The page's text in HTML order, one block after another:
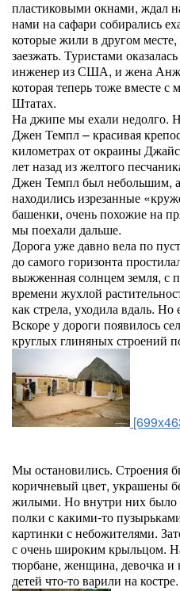
пластиковыми окнами, ждал
нами на сафари собирались
которые жили в другом
заезжать. Туристами
инженер из США, и жена
которая теперь тоже вместе
Штатах.
На джипе мы ехали недолго.
Джен Темпл – красивая
километрах от окраины
лет назад из желтого
Джен Темпл был небольшим, а
находились изрезанные
башенки, очень похожие на
мы поехали дальше.
Дорога уже давно вела по
до самого горизонта
выжженная солнцем земля, с
времени жухлой
как стрела, уходила вдаль.
Вскоре у дороги появилось
круглых глиняных строений
Мы остановились. Строения
коричневый цвет, украшены
жилыми. Но внутри них было
полки с какими-то
картинки с небожителями.
с очень широким крыльцом.
тюрбане, женщина, девочка и
детей что-то варили на костре.